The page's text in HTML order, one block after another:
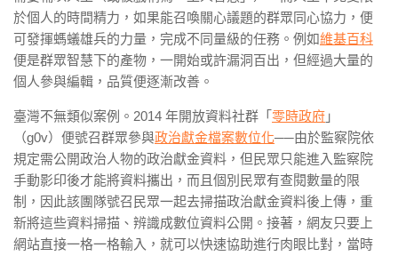
於個人的時間精力，如果能召喚關心議題的群眾同心協力，便
可發揮螞蟻雄兵的力量，完成不同量級的任務。例如維基百科
便是群眾智慧下的產物，一開始或許漏洞百出，但經過大量的
個人參與編輯，品質便逐漸改善。
臺灣不無類似案例。2014 年開放資料社群「 零時政府 」
（g0v）便號召群眾參與政治獻金檔案數位化──由於監察院依
規定需公開政治人物的政治獻金資料，但民眾只能進入監察院
手動影印後才能將資料攜出，而且個別民眾有查閱數量的限
制，因此該團隊號召民眾一起去掃描政治獻金資料後上傳，重
新將這些資料掃描、辨識成數位資料公開。接著，網友只要上
網站直接一格一格輸入，就可以快速協助進行肉眼比對，當時